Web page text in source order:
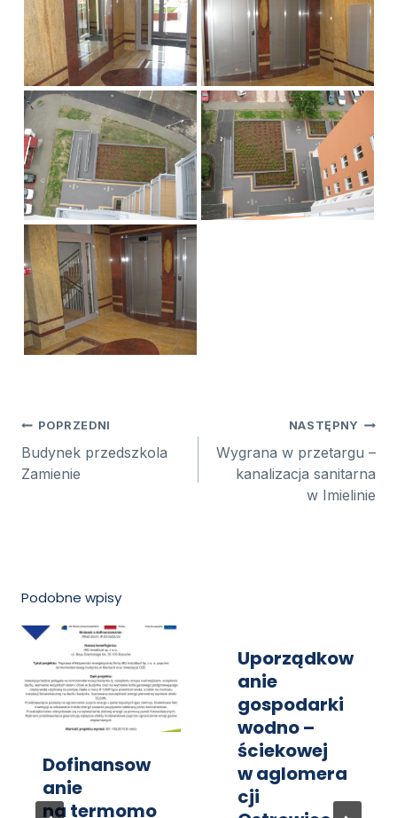
Nawigacja
wpisu
POPRZEDNI
Budynek przedszkola
Zamienie
NASTĘPNY
Wygrana w przetargu –
kanalizacja sanitarna
w Imielinie
Podobne wpisy
Dofinansow
anie
na termomo
Uporządkow
anie
gospodarki
wodno –
ściekowej
w aglomera
cji